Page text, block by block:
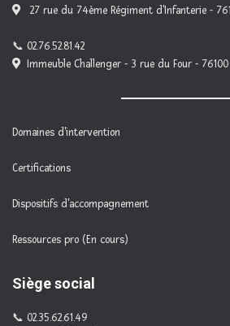
27 rue du 74ème Régiment d'Infanterie -
02.76.52.81.42
Immeuble Challenger - 3 rue du Four - 76100
Domaines d'intervention
Certifications
Dispositifs d'accompagnement
Ressources pro (En cours)
Siège social
02.35.62.61.49